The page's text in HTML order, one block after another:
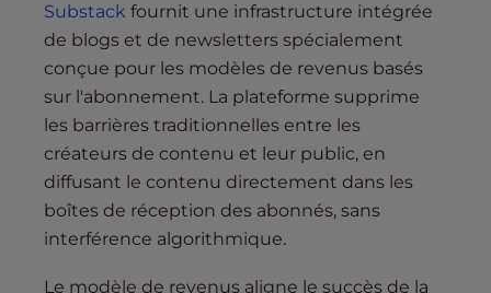
Substack fournit une infrastructure intégrée
de blogs et de newsletters spécialement
conçue pour les modèles de revenus basés
sur l'abonnement. La plateforme supprime
les barrières traditionnelles entre les
créateurs de contenu et leur public, en
diffusant le contenu directement dans les
boîtes de réception des abonnés, sans
interférence algorithmique.
Le modèle de revenus aligne le succès de la